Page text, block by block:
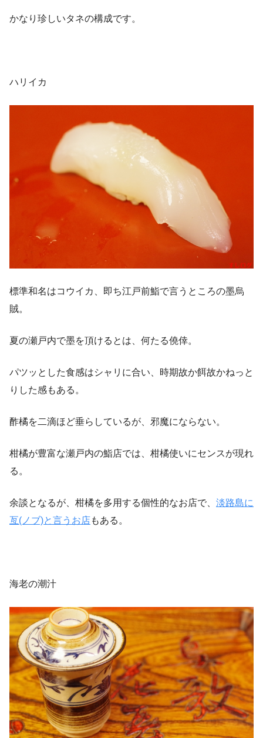
かなり珍しいタネの構成です。
ハリイカ
標準和名はコウイカ、即ち江戸前鮨で言うところの墨烏
賊。
夏の瀬戸内で墨を頂けるとは、何たる僥倖。
パツッとした食感はシャリに合い、時期故か餌故かねっと
りした感もある。
酢橘を二滴ほど垂らしているが、邪魔にならない。
柑橘が豊富な瀬戸内の鮨店では、柑橘使いにセンスが現れ
る。
余談となるが、柑橘を多用する個性的なお店で、 淡路島に
亙(ノブ)と言うお店もある。
海老の潮汁